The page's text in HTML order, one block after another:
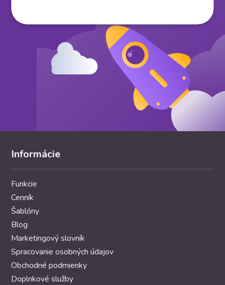
Informácie
Funkcie
Cenník
Šablóny
Blog
Marketingový slovník
Spracovanie osobných údajov
Obchodné podmienky
Doplnkové služby